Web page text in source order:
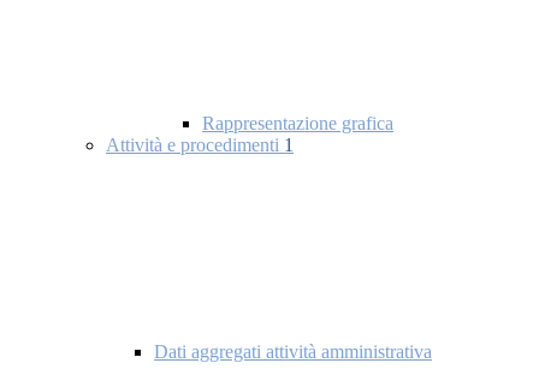
Rappresentazione grafica
Attività e procedimenti 1
Dati aggregati attività amministrativa